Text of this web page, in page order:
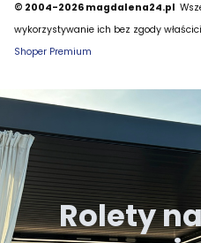
© 2004-2026 magdalena24.pl
wykorzystywanie ich bez zgody
Shoper Premium
Rolety